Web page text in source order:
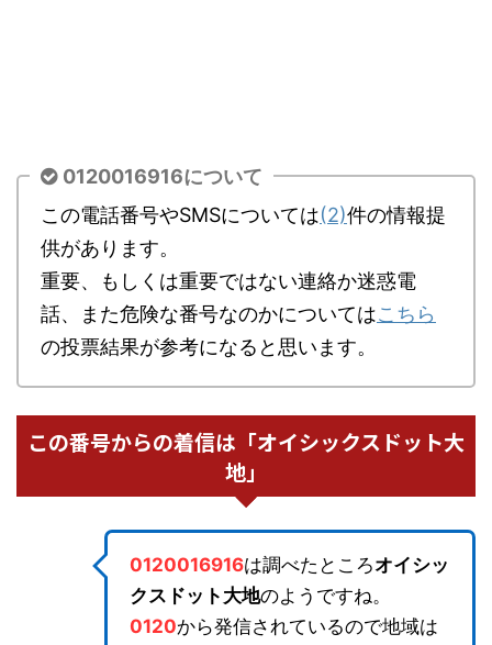
0120016916について
この電話番号やSMSについては(2)件の情報提
供があります。
重要、もしくは重要ではない連絡か迷惑電
話、また危険な番号なのかについてはこちら
の投票結果が参考になると思います。
この番号からの着信は「オイシックスドット大
地」
0120016916は調べたところオイシッ
クスドット大地のようですね。
0120から発信されているので地域は